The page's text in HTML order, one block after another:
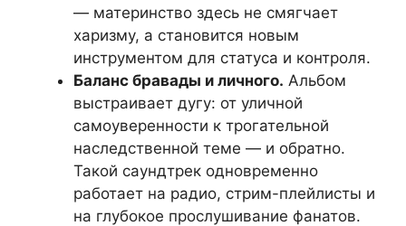
— материнство здесь не смягчает
харизму, а становится новым
инструментом для статуса и контроля.
Баланс бравады и личного. Альбом
выстраивает дугу: от уличной
самоуверенности к трогательной
наследственной теме — и обратно.
Такой саундтрек одновременно
работает на радио, стрим-плейлисты и
на глубокое прослушивание фанатов.